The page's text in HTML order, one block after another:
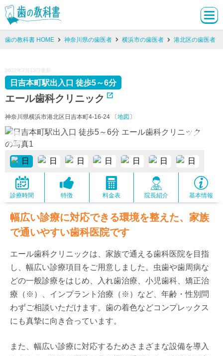
歯の教科書 HOME 神奈川県の歯医者 横浜市の歯医者 港北区の歯医者
2022年7月13日更新
エール歯科クリニック
日吉本町駅出入口 徒歩5～6分
神奈川県横浜市港北区日吉本町4-16-24 〔地図 〕
診療時間 特徴 料金表 院長紹介 基本情報
幅広い診療に対応できる環境を整えた、家族
で通いやすい歯科医院です
エール歯科クリニックは、家族で通える歯科医院を目指
し、幅広い診療項目をご用意しました。虫歯や歯周病な
どの一般診療をはじめ、入れ歯治療、小児歯科、矯正治
療（※）、インプラント治療（※）など、年齢・性別問
わずご相談いただけます。歯の着色などコンプレックス
にも真摯に向き合っています。
また、幅広い診療に対応するためさまざまな設備を導入